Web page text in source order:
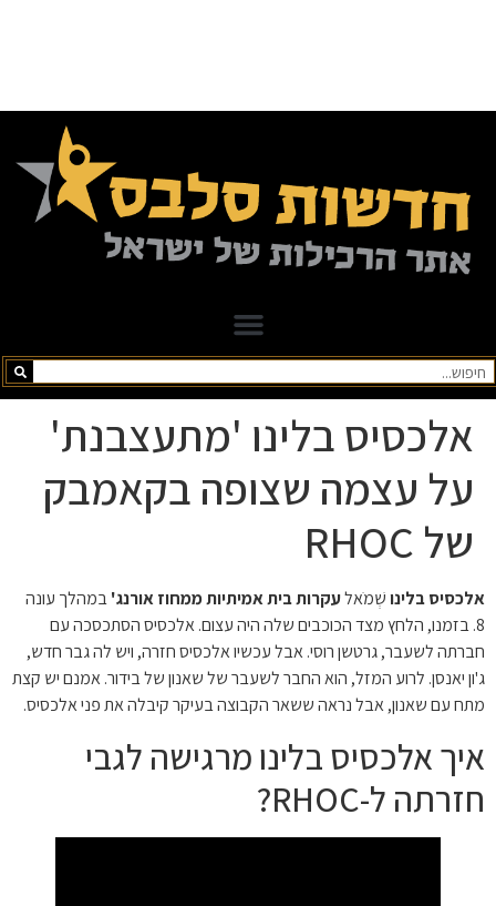
אלכסיס בלינו 'מתעצבנת'
על עצמה שצופה בקאמבק
של RHOC
אלכסיס בלינושְׁמֹאלעקרות בית אמיתיות ממחוז אורנג'במהלך עונה
8. בזמנו, הלחץ מצד הכוכבים שלה היה עצום. אלכסיס הסתכסכה עם
חברתה לשעבר, גרטשן רוסי. אבל עכשיו אלכסיס חזרה, ויש לה גבר חדש,
ג'ון יאנסן. לרוע המזל, הוא החבר לשעבר של שאנון של בידור. אמנם יש קצת
מתח עם שאנון, אבל נראה ששאר הקבוצה בעיקר קיבלה את פני אלכסיס.
איך אלכסיס בלינו מרגישה לגבי
חזרתה ל-RHOC?